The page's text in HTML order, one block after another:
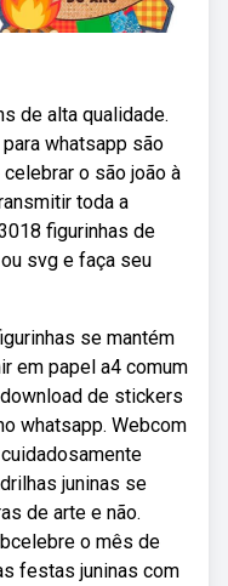
de alta qualidade.
whatsapp são
o são joão à
toda a
figurinhas de
svg e faça seu
se mantém
em papel a4 comum
de stickers
whatsapp. Webcom
juninas se
de arte e não.
o mês de
festas juninas com